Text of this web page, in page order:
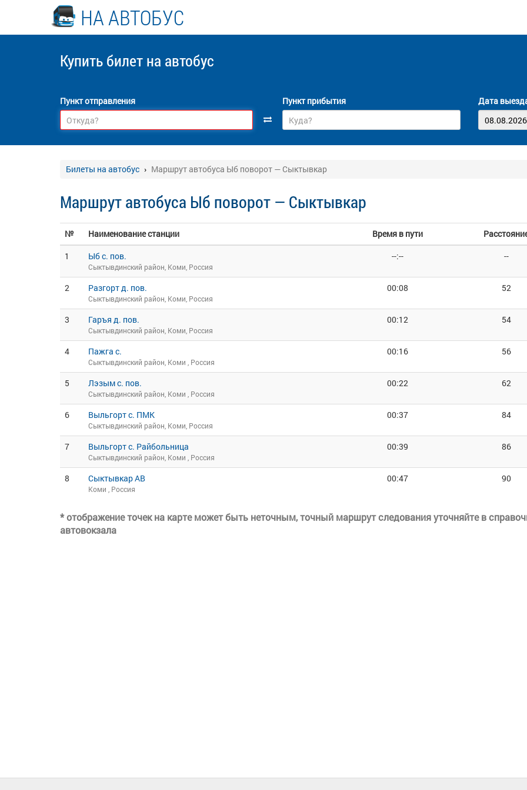
НА АВТОБУС
Купить билет на автобус
Пункт отправления Пункт прибытия Дата
Билеты на автобус Маршрут автобуса Ыб поворот — Сыктывкар
Маршрут автобуса Ыб поворот — Сыктывкар
№ Наименование станции Время в пути
1
Ыб с. пов.
Сыктывдинский район, Коми, Россия
--:-- --
2 Разгорт д. пов.
Сыктывдинский район, Коми, Россия
00:08 52
3 Гаръя д. пов.
Сыктывдинский район, Коми, Россия
00:12 54
4 Пажга с.
Сыктывдинский район, Коми , Россия
00:16 56
5 Лэзым с. пов.
Сыктывдинский район, Коми , Россия
00:22 62
6 Выльгорт с. ПМК
Сыктывдинский район, Коми, Россия
00:37 84
7 Выльгорт с. Райбольница
Сыктывдинский район, Коми , Россия
00:39 86
8 Сыктывкар АВ
Коми , Россия
00:47 90
* отображение точек на карте может быть неточным, точный маршрут следования уточняйте в
автовокзала